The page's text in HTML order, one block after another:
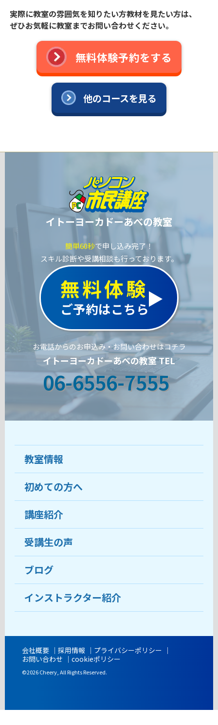
実際に教室の雰囲気を知りたい方教材を見たい方は、
ぜひお気軽に教室までお問い合わせください。
無料体験予約をする
他のコースを見る
イトーヨーカドーあべの教室
簡単60秒で申し込み完了！
スキル診断や受講相談も行っております。
無料体験
ご予約はこちら
お電話からのお申込み・お問い合わせはコチラ
イトーヨーカドーあべの教室 TEL
06-6556-7555
教室情報
教室について
受講生の声
おすすめ・人気の講座
目的から講座を探す
教室ブログ
開講時間
初めての方へ
ココがおすすめ
料金
受講までの流れ
よくあるご質問
講座紹介
受講生の声
ブログ
インストラクター紹介
会社概要 採用情報
プライバシーポリシー
お問い合わせ
cookieポリシー
©2026 Cheery, All Rights Reserved.